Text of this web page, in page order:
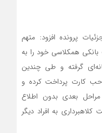
پرونده افزود: متهم
همکلاسی خود را به
گرفته و طی چندین
کارت پرداخت کرده و
بعدی بدون اطلاع
به افراد دیگر